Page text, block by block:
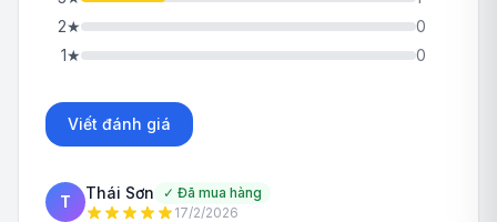
2★
0
1★ 0
Viết đánh giá
T Thái Sơn ✓ Đã mua hàng
17/2/2026